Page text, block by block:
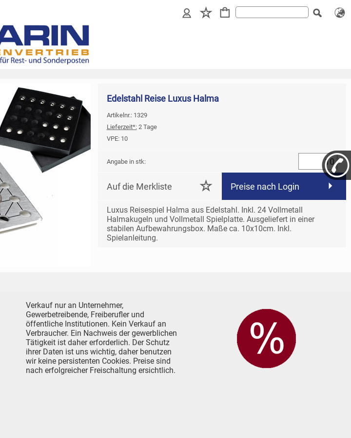
Edelstahl Reise Luxus Halma
Artikelnr.: 1329
Lieferzeit*:2 Tage
VPE:10
Angabe in stk:
Auf die Merkliste Preise nach Login
Luxus Reisespiel Halma aus Edelstahl. Inkl. 24 Vollmetall
Halmakugeln und Vollmetall Spielplatte. Ausgeliefert in einer
stabilen Aufbewahrungsbox. Maße ca. 10x10cm. Inkl.
Spielanleitung.
Verkauf nur an Unternehmer,
Gewerbetreibende, Freiberufler und
öffentliche Institutionen. Kein Verkauf an
Verbraucher. Ein Nachweis der gewerblichen
Tätigkeit ist daher erforderlich. Der Schutz
ihrer Daten ist uns wichtig, daher benutzen
wir keine persistenten Cookies. Preise sind
nach erfolgreicher Freischaltung ersichtlich.